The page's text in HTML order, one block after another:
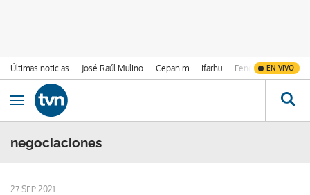
Últimas noticias José Raúl Mulino Cepanim Ifarhu Fenómeno de El
EN VIVO
Ir al contenido
Obrir navegació
negociaciones
27 SEP 2021